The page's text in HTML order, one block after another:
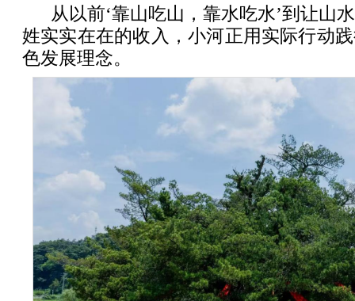
从以前‘靠山吃山，靠水吃水’到让山
姓实实在在的收入，小河正用实际行动
色发展理念。